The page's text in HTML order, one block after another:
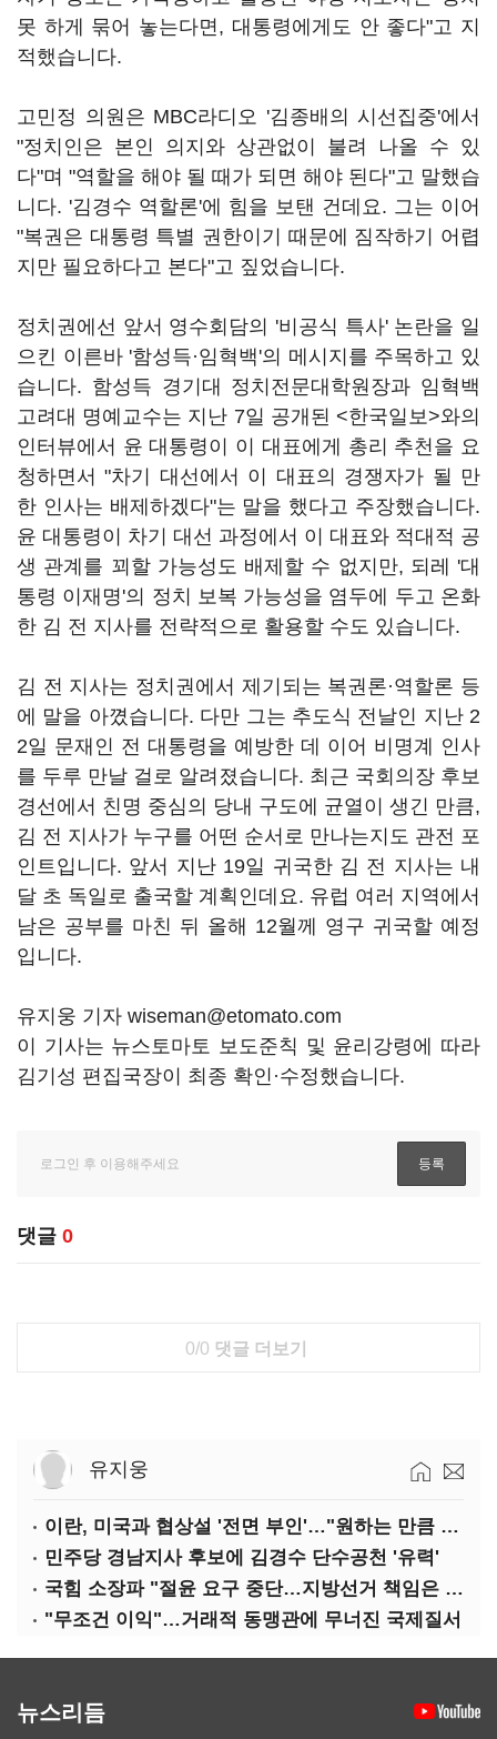
못 하게 묶어 놓는다면, 대통령에게도 안 좋다"고 지
적했습니다.
고민정 의원은 MBC라디오 '김종배의 시선집중'에서
"정치인은 본인 의지와 상관없이 불려 나올 수 있
다"며 "역할을 해야 될 때가 되면 해야 된다"고 말했습
니다. '김경수 역할론'에 힘을 보탠 건데요. 그는 이어
"복권은 대통령 특별 권한이기 때문에 짐작하기 어렵
지만 필요하다고 본다"고 짚었습니다.
정치권에선 앞서 영수회담의 '비공식 특사' 논란을 일
으킨 이른바 '함성득·임혁백'의 메시지를 주목하고 있
습니다. 함성득 경기대 정치전문대학원장과 임혁백
고려대 명예교수는 지난 7일 공개된 <한국일보>와의
인터뷰에서 윤 대통령이 이 대표에게 총리 추천을 요
청하면서 "차기 대선에서 이 대표의 경쟁자가 될 만
한 인사는 배제하겠다"는 말을 했다고 주장했습니다.
윤 대통령이 차기 대선 과정에서 이 대표와 적대적 공
생 관계를 꾀할 가능성도 배제할 수 없지만, 되레 '대
통령 이재명'의 정치 보복 가능성을 염두에 두고 온화
한 김 전 지사를 전략적으로 활용할 수도 있습니다.
김 전 지사는 정치권에서 제기되는 복권론·역할론 등
에 말을 아꼈습니다. 다만 그는 추도식 전날인 지난 2
2일 문재인 전 대통령을 예방한 데 이어 비명계 인사
를 두루 만날 걸로 알려졌습니다. 최근 국회의장 후보
경선에서 친명 중심의 당내 구도에 균열이 생긴 만큼,
김 전 지사가 누구를 어떤 순서로 만나는지도 관전 포
인트입니다. 앞서 지난 19일 귀국한 김 전 지사는 내
달 초 독일로 출국할 계획인데요. 유럽 여러 지역에서
남은 공부를 마친 뒤 올해 12월께 영구 귀국할 예정
입니다.
유지웅 기자 wiseman@etomato.com
이 기사는 뉴스토마토 보도준칙 및 윤리강령에 따라
김기성 편집국장이 최종 확인·수정했습니다.
댓글 0
0/0 댓글 더보기
유지웅
이란, 미국과 협상설 '전면 부인'…"원하는 만큼 전쟁 가능"
민주당 경남지사 후보에 김경수 단수공천 '유력'
국힘 소장파 "절윤 요구 중단…지방선거 책임은 장동혁 몫"
"무조건 이익"…거래적 동맹관에 무너진 국제질서
뉴스리듬